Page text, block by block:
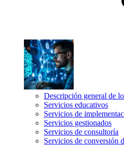
Descripción general de
Servicios educativos
Servicios de
Servicios gestionados
Servicios de consultoría
Servicios de conversión